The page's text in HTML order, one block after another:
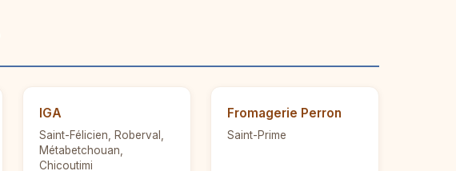
IGA
Saint-Félicien, Roberval,
Métabetchouan,
Chicoutimi
Fromagerie Perron
Saint-Prime